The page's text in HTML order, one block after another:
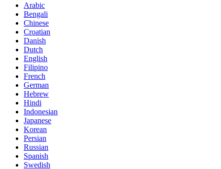
Arabic
Bengali
Chinese
Croatian
Danish
Dutch
English
Filipino
French
German
Hebrew
Hindi
Indonesian
Japanese
Korean
Persian
Russian
Spanish
Swedish